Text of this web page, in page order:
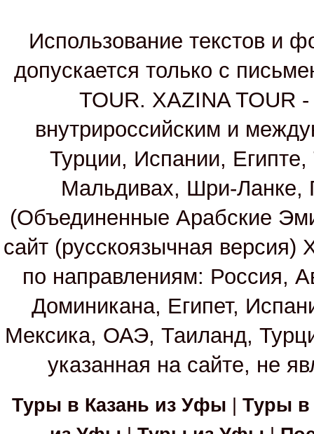
Использование текстов и
допускается только с
TOUR. XAZINA TOUR -
внутрироссийским и
Турции, Испании,
Мальдивах, Шри-Ланке,
(Объединенные Арабские
сайт (русскоязычная
по направлениям: Россия,
Доминикана, Египет,
Мексика, ОАЭ, Таиланд,
указанная на сайте, не
Туры в Казань из Уфы
Туры в